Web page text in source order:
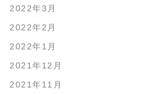
2022年3月
2022年2月
2022年1月
2021年12月
2021年11月